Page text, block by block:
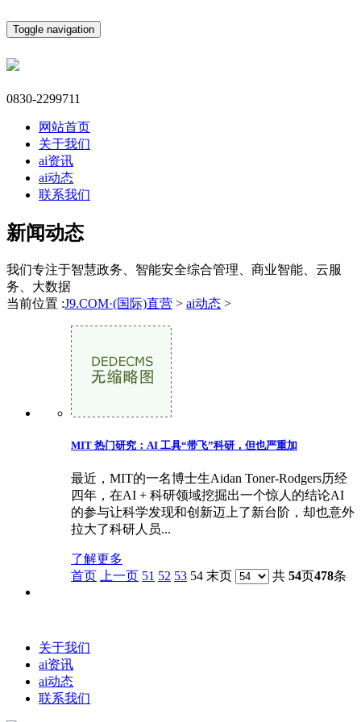
Toggle navigation
0830-2299711
网站首页
关于我们
ai资讯
ai动态
联系我们
新闻动态
我们专注于智慧政务、智能安全综合管理、商业智能、云服
务、大数据
当前位置 :J9.COM·(国际)直营 > ai动态 >
MIT 热门研究：AI 工具“带飞”科研，但也严重加
最近，MIT的一名博士生Aidan Toner-Rodgers历经
四年，在AI + 科研领域挖掘出一个惊人的结论AI
的参与让科学发现和创新迈上了新台阶，却也意外
拉大了科研人员...
了解更多
首页
上一页 51 52 53 54 末页 共 54页478条
关于我们
ai资讯
ai动态
联系我们